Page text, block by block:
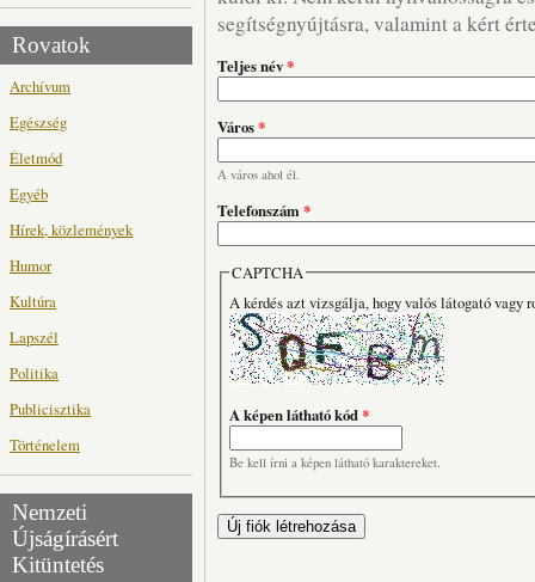
Rovatok
Archívum
Egészség
Életmód
Egyéb
Hírek, közlemények
Humor
Kultúra
Lapszél
Politika
Publicisztika
Történelem
Nemzeti
Újságírásért
Kitüntetés
segítségnyújtásra, valamint a kért
Teljes név*
Város*
A város ahol él.
Telefonszám*
CAPTCHA
A kérdés azt vizsgálja, hogy valós látogató vagy
A képen látható kód*
Be kell írni a képen látható karaktereket.